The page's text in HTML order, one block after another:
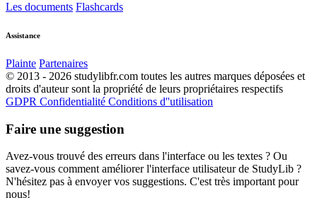
Les documents Flashcards
Assistance
Plainte Partenaires
© 2013 - 2026 studylibfr.com toutes les autres marques déposées et
droits d'auteur sont la propriété de leurs propriétaires respectifs
GDPR Confidentialité Conditions d''utilisation
Faire une suggestion
Avez-vous trouvé des erreurs dans l'interface ou les textes ? Ou
savez-vous comment améliorer l'interface utilisateur de StudyLib ?
N'hésitez pas à envoyer vos suggestions. C'est très important pour
nous!